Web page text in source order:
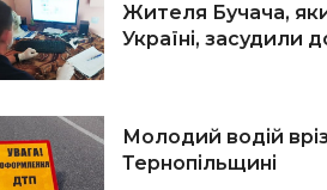
Жителя Бучача,
Україні, засудили
Молодий водій
Тернопільщині